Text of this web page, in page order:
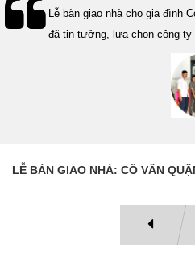
Lễ bàn giao nhà cho gia đình
đã tin tưởng, lựa chọn công ty
LỄ BÀN GIAO NHÀ: CÔ VÂN